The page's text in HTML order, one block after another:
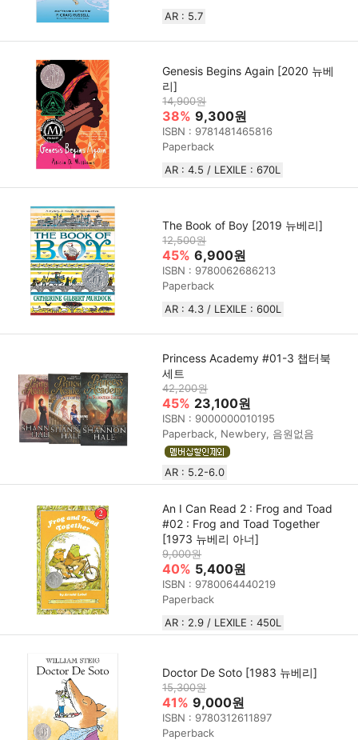
AR : 5.7
Genesis Begins Again [2020 뉴베
리]
14,900원
38% 9,300원
ISBN : 9781481465816
Paperback
AR : 4.5 / LEXILE : 670L
The Book of Boy [2019 뉴베리]
12,500원
45% 6,900원
ISBN : 9780062686213
Paperback
AR : 4.3 / LEXILE : 600L
Princess Academy #01-3 챕터북
세트
42,200원
45% 23,100원
ISBN : 9000000010195
Paperback, Newbery, 음원없음
AR : 5.2-6.0
An I Can Read 2 : Frog and Toad
#02 : Frog and Toad Together
[1973 뉴베리 아너]
9,000원
40% 5,400원
ISBN : 9780064440219
Paperback
AR : 2.9 / LEXILE : 450L
Doctor De Soto [1983 뉴베리]
15,300원
41% 9,000원
ISBN : 9780312611897
Paperback